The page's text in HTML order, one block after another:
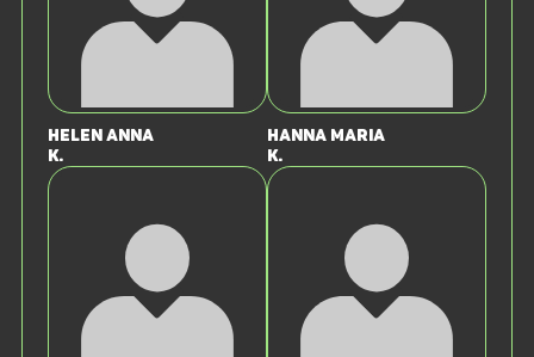
Helen Anna
K.
Hanna Maria
K.